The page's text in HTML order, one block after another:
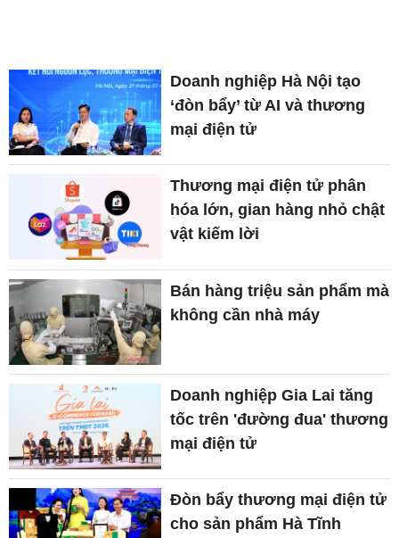
Doanh nghiệp Hà Nội tạo
‘đòn bẩy’ từ AI và thương
mại điện tử
Thương mại điện tử phân
hóa lớn, gian hàng nhỏ chật
vật kiếm lời
Bán hàng triệu sản phẩm mà
không cần nhà máy
Doanh nghiệp Gia Lai tăng
tốc trên 'đường đua' thương
mại điện tử
Đòn bẩy thương mại điện tử
cho sản phẩm Hà Tĩnh